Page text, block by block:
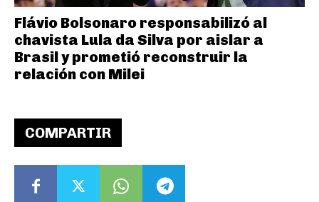
COMPARTIR
Flávio Bolsonaro responsabilizó al
chavista Lula da Silva por aislar a
Brasil y prometió reconstruir la
relación con Milei